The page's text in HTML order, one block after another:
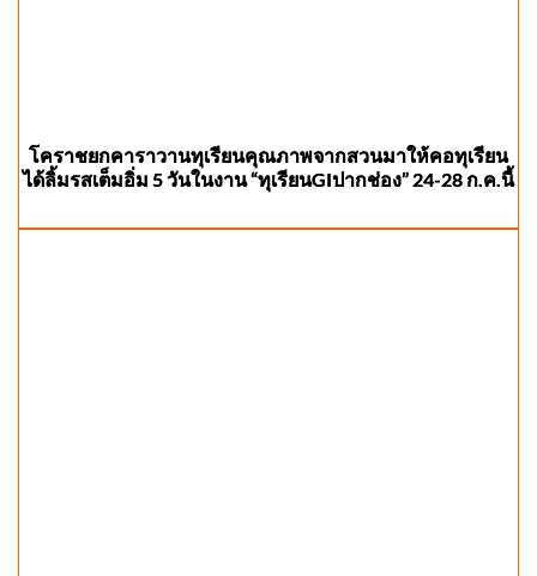
โคราชยกคาราวานทุเรียนคุณภาพจากสวนมาให้คอทุเรียน
ได้ลิ้มรสเต็มอิ่ม 5 วันในงาน “ทุเรียนGIปากช่อง” 24-28 ก.ค.นี้